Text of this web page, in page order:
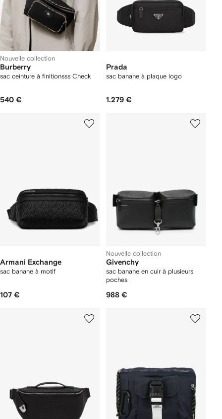
Nouvelle collection
Burberry
sac ceinture à finitionsss Check
540 €
Prada
sac banane à plaque logo
1.279 €
Armani Exchange
sac banane à motif
107 €
Nouvelle collection
Givenchy
sac banane en cuir à plusieurs
poches
988 €